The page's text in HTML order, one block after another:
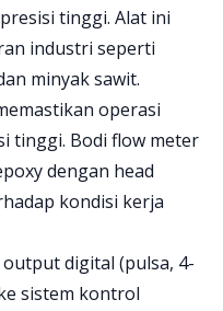
tinggi. Alat ini
industri seperti
minyak sawit.
operasi
tinggi. Bodi flow meter
dengan head
kondisi kerja
digital (pulsa, 4-
sistem kontrol